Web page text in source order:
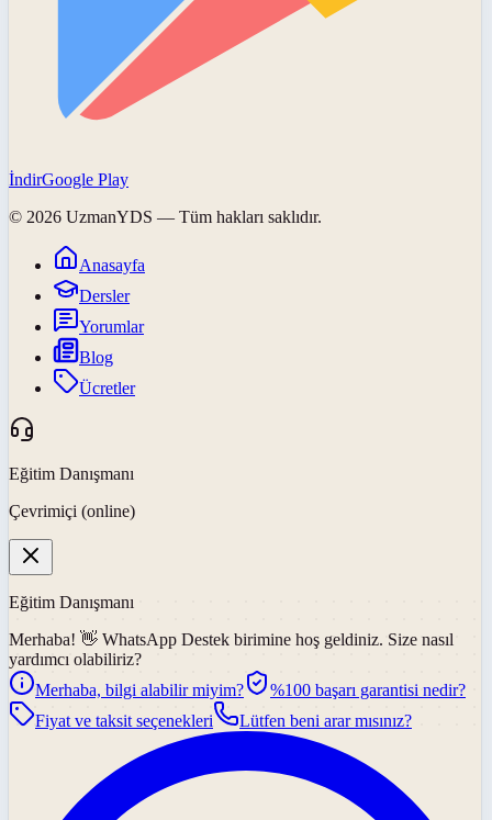
İndirGoogle Play
© 2026 UzmanYDS — Tüm hakları saklıdır.
Anasayfa
Dersler
Yorumlar
Blog
Ücretler
Eğitim Danışmanı
Çevrimiçi (online)
Eğitim Danışmanı
Merhaba! 👋 WhatsApp Destek birimine hoş geldiniz. Size nasıl
yardımcı olabiliriz?
Merhaba, bilgi alabilir miyim?
%100 başarı garantisi nedir?
Fiyat ve taksit seçenekleri
Lütfen beni arar mısınız?